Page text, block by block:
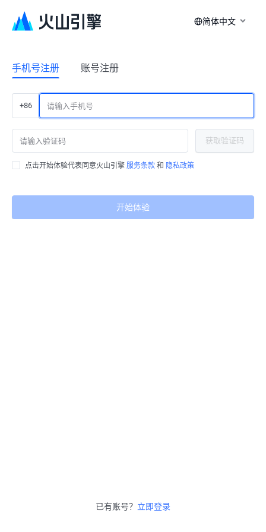
简体中文
手机号注册 账号注册
+86
获取验证码
点击开始体验代表同意火山引擎 服务条款 和 隐私政策
开始体验
已有账号？ 立即登录